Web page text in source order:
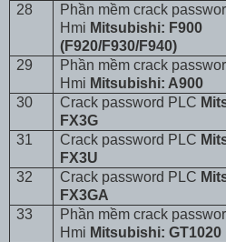
28
Phần mềm crack
Hmi Mitsubishi: F900
(F920/F930/F940)
29
Phần mềm crack
Hmi Mitsubishi: A900
30 Crack password PLC
FX3G
31 Crack password PLC
FX3U
32 Crack password PLC
FX3GA
33
Phần mềm crack
Hmi Mitsubishi: GT1020